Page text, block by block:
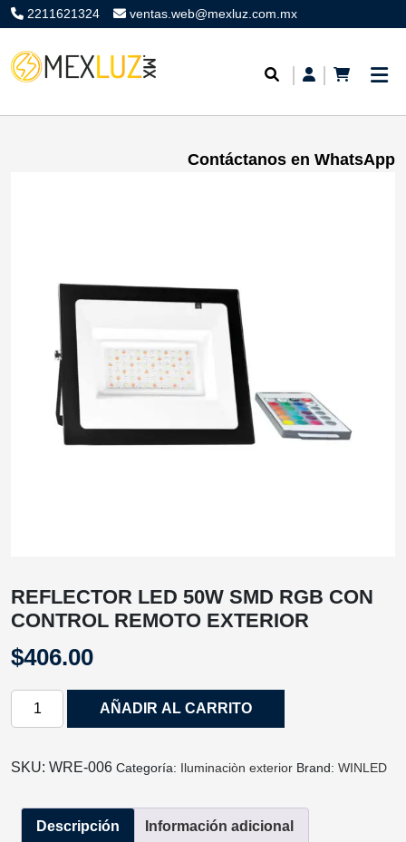
2211621324 ventas.web@mexluz.com.mx
Contáctanos en WhatsApp
REFLECTOR LED 50W SMD RGB CON
CONTROL REMOTO EXTERIOR
$406.00
REFLECTOR
SMD
CON
CONTROL
AÑADIR AL CARRITO
SKU: WRE‐006 Categoría: Iluminaciòn exterior Brand: WINLED
Descripción Información adicional